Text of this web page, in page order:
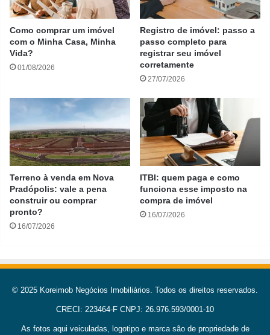
Como comprar um imóvel
com o Minha Casa, Minha
Vida?
01/08/2026
Registro de imóvel: passo a
passo completo para
registrar seu imóvel
corretamente
27/07/2026
Terreno à venda em Nova
Pradópolis: vale a pena
construir ou comprar
pronto?
16/07/2026
ITBI: quem paga e como
funciona esse imposto na
compra de imóvel
16/07/2026
© 2025 Koreimob Negócios Imobiliários. Todos os direitos reservados.
CRECI: 223464-F CNPJ: 26.976.593/0001-10
As fotos aqui veiculadas, logotipo e marca são de propriedade de